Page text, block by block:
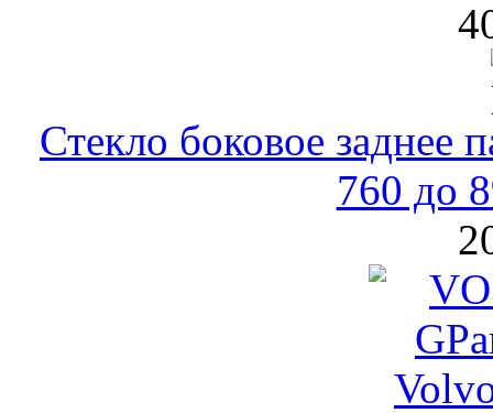
Стекло боковое заднее
760 до